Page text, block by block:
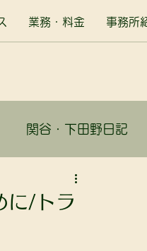
業務・料金 事務所
関谷・下田野日記
に/トラ